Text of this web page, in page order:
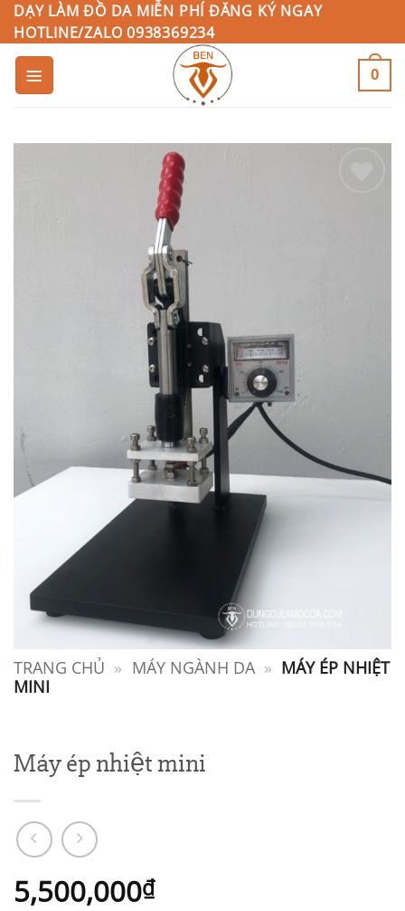
Bỏ
qua
nội
DẠY LÀM ĐỒ DA MIỄN PHÍ ĐĂNG KÝ NGAY
HOTLINE/ZALO 0938369234
0
TRANG CHỦ » MÁY NGÀNH DA » MÁY ÉP NHIỆT
MINI
Máy ép nhiệt mini
5,500,000₫